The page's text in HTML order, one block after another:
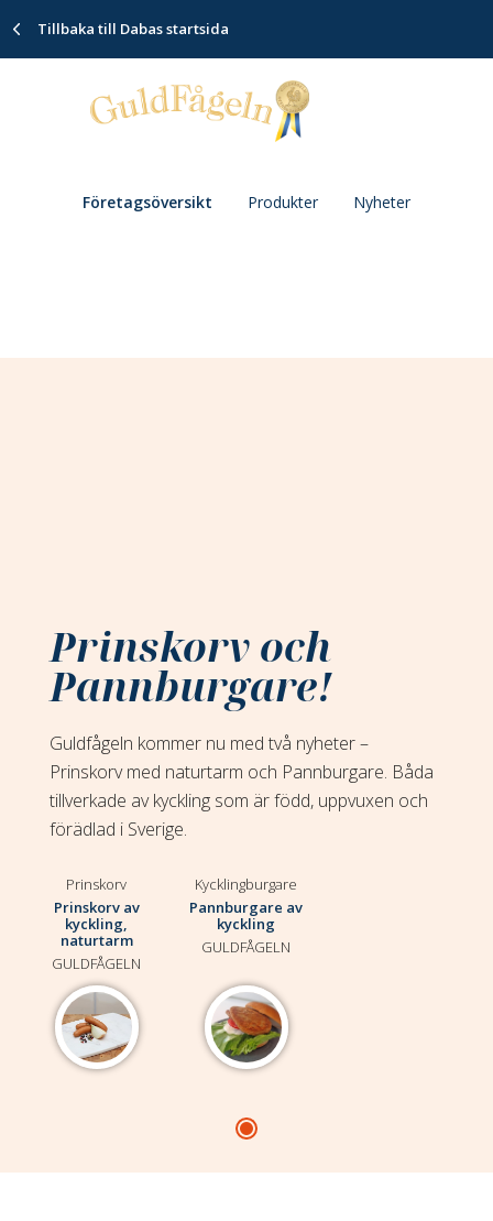
Tillbaka till Dabas startsida
Företagsöversikt Produkter Nyheter
Prinskorv och
Pannburgare!
Guldfågeln kommer nu med två nyheter –
Prinskorv med naturtarm och Pannburgare. Båda
tillverkade av kyckling som är född, uppvuxen och
förädlad i Sverige.
Prinskorv
Prinskorv av
kyckling,
naturtarm
GULDFÅGELN
Kycklingburgare
Pannburgare av
kyckling
GULDFÅGELN